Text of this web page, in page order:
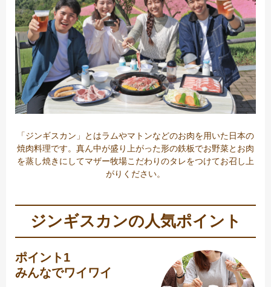
「ジンギスカン」とはラムやマトンなどのお肉を用いた日本の
焼肉料理です。真ん中が盛り上がった形の鉄板でお野菜とお肉
を蒸し焼きにしてマザー牧場こだわりのタレをつけてお召し上
がりください。
ジンギスカンの人気ポイント
ポイント1
みんなでワイワイ